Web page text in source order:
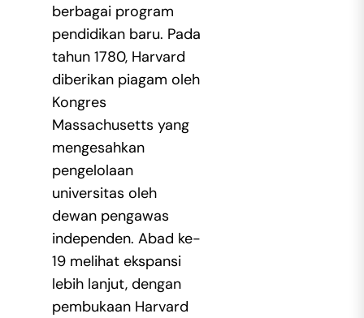
berbagai program
pendidikan baru. Pada
tahun 1780, Harvard
diberikan piagam oleh
Kongres
Massachusetts yang
mengesahkan
pengelolaan
universitas oleh
dewan pengawas
independen. Abad ke-
19 melihat ekspansi
lebih lanjut, dengan
pembukaan Harvard